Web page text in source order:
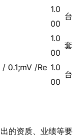
1.0
00
台
1.0
00
套
0.1;mV /Re 1.0
00
台
的资质、业绩等要